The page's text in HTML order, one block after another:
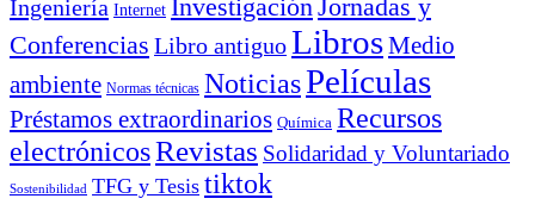
Ingeniería Internet Investigación Jornadas y
Conferencias Libro antiguoLibrosMedio
ambiente Normas técnicas NoticiasPelículas
Préstamos extraordinarios Química Recursos
electrónicosRevistas Solidaridad y Voluntariado
Sostenibilidad TFG y Tesis tiktok